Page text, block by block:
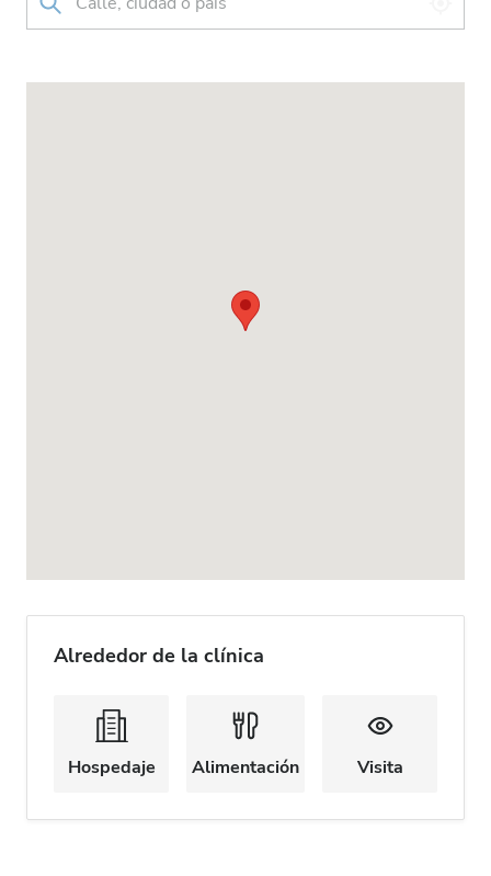
Alrededor de la clínica
Hospedaje Alimentación Visita